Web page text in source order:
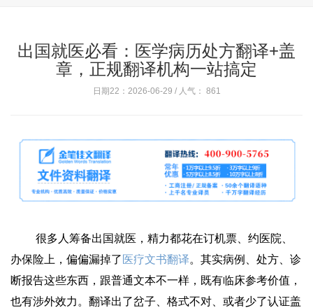
出国就医必看：医学病历处方翻译+盖
章，正规翻译机构一站搞定
日期22：2026-06-29 / 人气： 861
很多人筹备出国就医，精力都花在订机票、约医院、
办保险上，偏偏漏掉了 医疗文书翻译。其实病例、处方、诊
断报告这些东西，跟普通文本不一样，既有临床参考价值，
也有涉外效力。翻译出了岔子、格式不对、或者少了认证盖